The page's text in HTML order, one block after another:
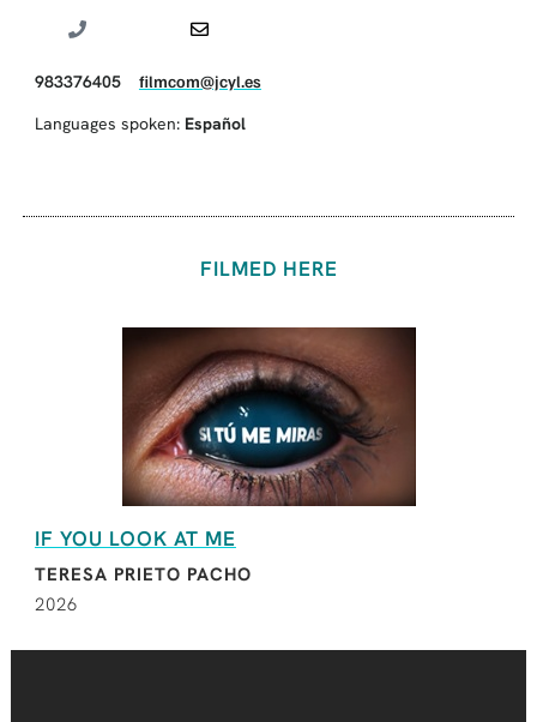
983376405 filmcom@jcyl.es
Languages spoken: Español
FILMED HERE
IF YOU LOOK AT ME
TERESA PRIETO PACHO
2026